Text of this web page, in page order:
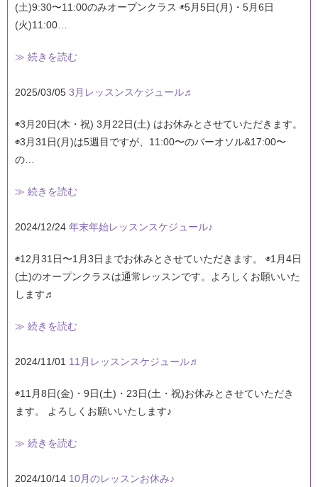
(土)9:30〜11:00のみオープンクラス ◉5月5日(月)・5月6日
(火)11:00…
≫ 続きを読む
2025/03/05 3月レッスンスケジュール♬
◉3月20日(木・祝) 3月22日(土) はお休みとさせていただきます。
◉3月31日(月)は5週目ですが、11:00〜のバーオソル&17:00〜
の…
≫ 続きを読む
2024/12/24 年末年始レッスンスケジュール♪
◉12月31日〜1月3日までお休みとさせていただきます。 ◉1月4日
(土)のオープンクラスは通常レッスンです。よろしくお願いいた
します♬
≫ 続きを読む
2024/11/01 11月レッスンスケジュール♬
◉11月8日(金)・9日(土)・23日(土・祝)お休みとさせていただき
ます。 よろしくお願いいたします♪
≫ 続きを読む
2024/10/14 10月のレッスンお休み♪